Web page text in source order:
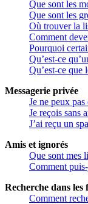
Que sont les
Que sont les
Où trouver la
Comment
Pourquoi
Qu’est-ce
Qu’est-ce que
Messagerie privée
Je ne peux
Je reçois sans
J’ai reçu un
Amis et ignorés
Que sont mes
Comment
Recherche dans les
Comment